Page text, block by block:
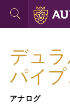
デュラ
パイプ
アナログ